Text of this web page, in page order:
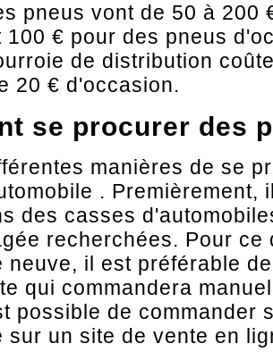
pneus vont de 50 à 200
100 € pour des pneus
de distribution
20 € d'occasion.
se procurer des
manières de se
. Premièrement,
des casses
recherchées. Pour ce
neuve, il est préférable
qui commandera
possible de commander
sur un site de vente en